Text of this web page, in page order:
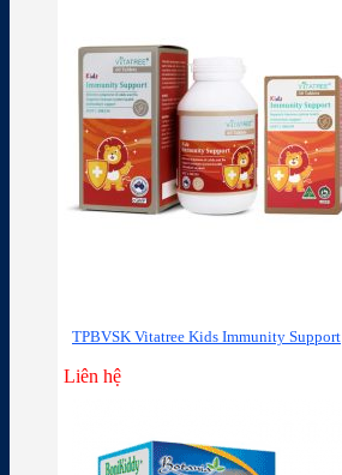
TPBVSK Vitatree Kids Immunity Support
Liên hệ